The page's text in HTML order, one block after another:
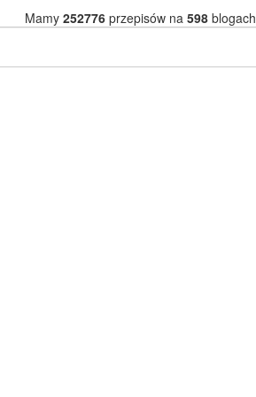
Mamy 252776przepisów na 598